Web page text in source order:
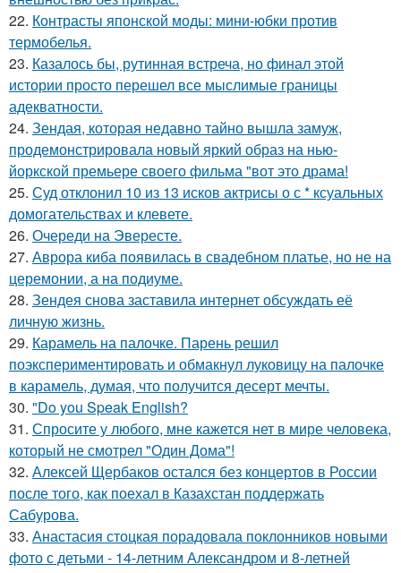
22. Контрасты японской моды: мини-юбки против
термобелья.
23. Казалось бы, рутинная встреча, но финал этой
истории просто перешел все мыслимые границы
адекватности.
24. Зендая, которая недавно тайно вышла замуж,
продемонстрировала новый яркий образ на нью-
йоркской премьере своего фильма "вот это драма!
25. Суд отклонил 10 из 13 исков актрисы о с * ксуальных
домогательствах и клевете.
26. Очереди на Эвересте.
27. Аврора киба появилась в свадебном платье, но не на
церемонии, а на подиуме.
28. Зендея снова заставила интернет обсуждать её
личную жизнь.
29. Карамель на палочке. Парень решил
поэкспериментировать и обмакнул луковицу на палочке
в карамель, думая, что получится десерт мечты.
30. "Do you Speak English?
31. Спросите у любого, мне кажется нет в мире человека,
который не смотрел "Один Дома"!
32. Алексей Щербаков остался без концертов в России
после того, как поехал в Казахстан поддержать
Сабурова.
33. Анастасия стоцкая порадовала поклонников новыми
фото с детьми - 14-летним Александром и 8-летней